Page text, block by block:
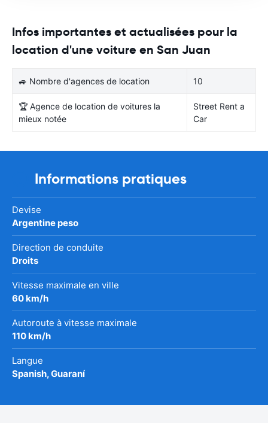
Infos importantes et actualisées pour la
location d'une voiture en San Juan
🚙 Nombre d'agences de location 10
🏆 Agence de location de voitures la
mieux notée
Street Rent a
Car
Informations pratiques
Devise
Argentine peso
Direction de conduite
Droits
Vitesse maximale en ville
60 km/h
Autoroute à vitesse maximale
110 km/h
Langue
Spanish, Guaraní